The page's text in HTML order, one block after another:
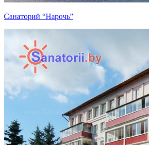
Санаторий “Нарочь”